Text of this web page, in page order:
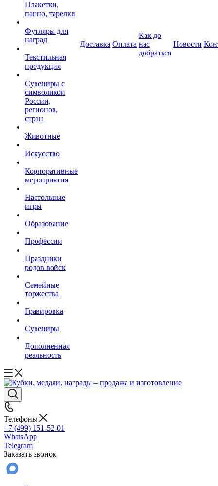
Плакетки,
панно, тарелки
Футляры для
наград
Текстильная
продукция
Сувениры с
символикой
России,
регионов,
стран
Животные
Искусство
Корпоративные
мероприятия
Настольные
игры
Образование
Профессии
Праздники
родов войск
Семейные
торжества
Гравировка
Сувениры
Дополненная
реальность
Доставка Оплата
Как до
нас
добраться
Новости
Телефоны
+7 (499) 151-52-01
WhatsApp
Telegram
Заказать звонок